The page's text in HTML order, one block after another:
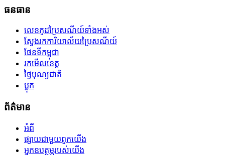
ធនធាន
លេខកូដប្រៃសណីយ៍ទាំងអស់
ស្វែងរកការិយាល័យប្រៃសណីយ៍
ផែនទីកម្ពុជា
រកមើលខេត្ត
ថ្ងៃបុណ្យជាតិ
ប្លុក
ព័ត៌មាន
អំពី
ផ្សាយជាមួយពួកយើង
អ្នកឧបត្ថម្ភរបស់យើង